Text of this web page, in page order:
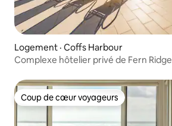
Logement · Coffs Harbour
Complexe hôtelier privé de Fern Ridge
Coup de cœur voyageurs
Coup de cœur voyageurs